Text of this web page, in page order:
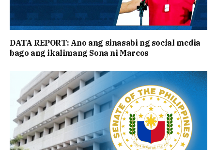
DATA REPORT: Ano ang sinasabi ng social media
bago ang ikalimang Sona ni Marcos